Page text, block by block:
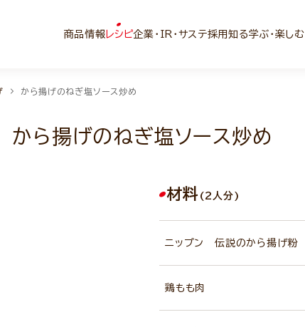
商品情報 レシピ企業・IR・サステ採用知る学ぶ・楽しむ
から揚げのねぎ塩ソース炒め
から揚げのねぎ塩ソース炒め
材料 (2人分)
ニップン 伝説のから揚げ粉
鶏もも肉